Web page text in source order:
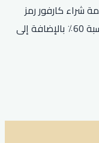
كود كارفور، والحصول على المنتجات بخصم يصل إلى 85٪ مع كوبون قسيمة شراء كارفور رمز
ترويجي كارفور كود خصم كارفور 25 ريال. بالإضافة إلى ذلك، يمكن للعملاء الاستفادة من كود خصم كارفور First Order الذي يمنح خصم 10٪ على المشتريات. يقدم كارفور أيضًا خصمًا بنسبة 60٪ بالإضافة إلى